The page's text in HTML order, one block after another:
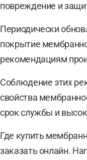
повреждение и
Периодически
покрытие
рекомендациям
Соблюдение этих
свойства
срок службы и
Где купить
заказать онлайн.